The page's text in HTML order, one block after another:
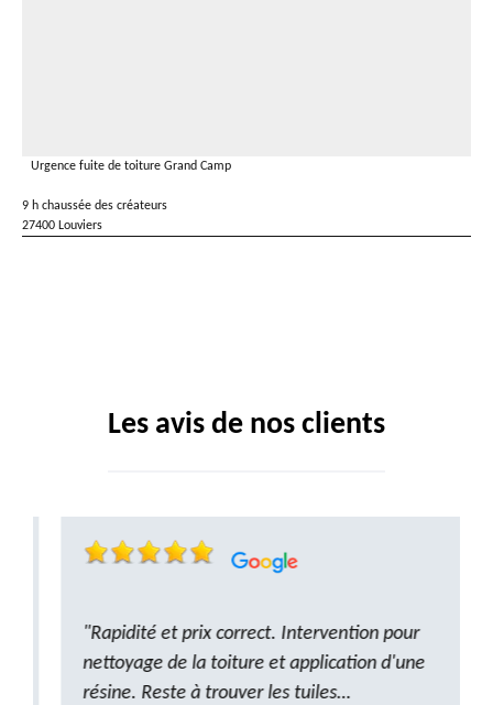
Urgence fuite de toiture Grand Camp
9 h chaussée des créateurs
27400 Louviers
Les avis de nos clients
"Rapidité et prix correct. Intervention pour
nettoyage de la toiture et application d'une
résine. Reste à trouver les tuiles